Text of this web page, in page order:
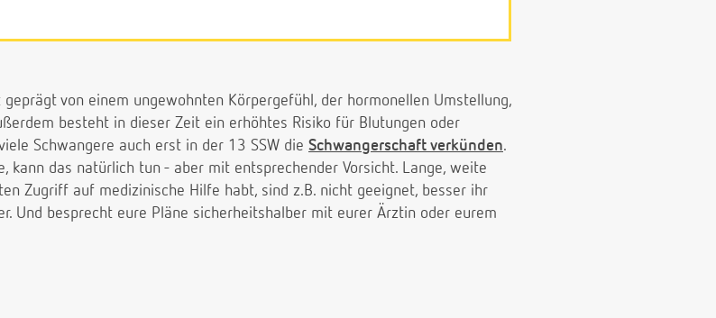
von einem ungewohnten Körpergefühl, der hormonellen Umstellung,
besteht in dieser Zeit ein erhöhtes Risiko für Blutungen oder
Schwangere auch erst in der 13 SSW die Schwangerschaft verkünden.
kann das natürlich tun - aber mit entsprechender Vorsicht. Lange, weite
Zugriff auf medizinische Hilfe habt, sind z.B. nicht geeignet, besser ihr
Und besprecht eure Pläne sicherheitshalber mit eurer Ärztin oder eurem